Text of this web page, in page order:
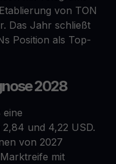
von TON
Das Jahr schließt
Position als Top-
2028
und 4,22 USD.
von 2027
mit